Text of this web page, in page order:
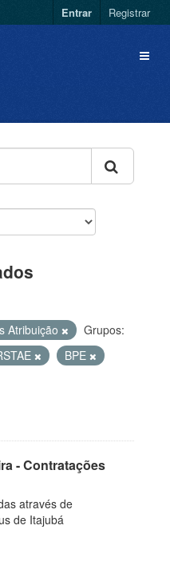
Entrar Registrar
Atribuição
Grupos:
BPE
- Contratações
através de
de Itajubá